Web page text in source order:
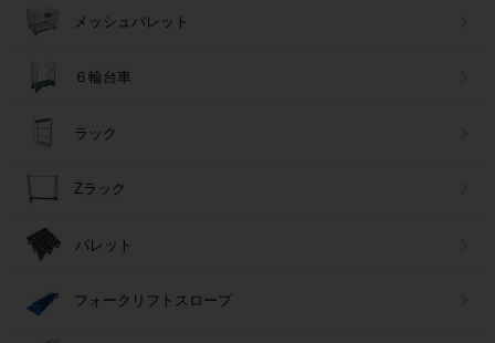
メッシュパレット
６輪台車
ラック
Zラック
パレット
フォークリフトスロープ